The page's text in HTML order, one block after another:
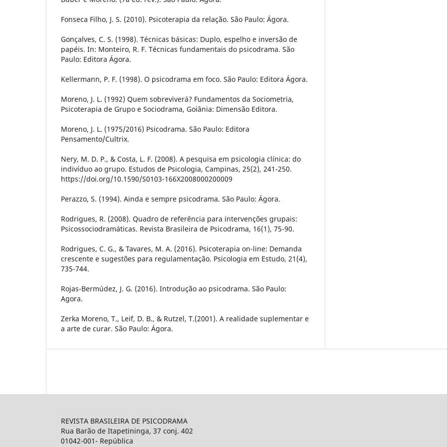
Fonseca Filho, J. S. (2010). Psicoterapia da relação. São Paulo: Ágora.
Gonçalves, C. S. (1998). Técnicas básicas: Duplo, espelho e inversão de
papéis. In: Monteiro, R. F. Técnicas fundamentais do psicodrama. São
Paulo: Editora Ágora.
Kellermann, P. F. (1998). O psicodrama em foco. São Paulo: Editora Ágora.
Moreno, J. L. (1992) Quem sobreviverá? Fundamentos da Sociometria,
Psicoterapia de Grupo e Sociodrama, Goiânia: Dimensão Editora.
Moreno, J. L. (1975/2016) Psicodrama. São Paulo: Editora
Pensamento/Cultrix.
Nery, M. D. P., & Costa, L. F. (2008). A pesquisa em psicologia clínica: do
indivíduo ao grupo. Estudos de Psicologia, Campinas, 25(2), 241-250.
https://doi.org/10.1590/S0103-166X2008000200009
Perazzo, S. (1994). Ainda e sempre psicodrama. São Paulo: Ágora.
Rodrigues, R. (2008). Quadro de referência para intervenções grupais:
Psicossociodramáticas. Revista Brasileira de Psicodrama, 16(1), 75-90.
Rodrigues, C. G., & Tavares, M. A. (2016). Psicoterapia on-line: Demanda
crescente e sugestões para regulamentação. Psicologia em Estudo, 21(4),
735-744.
Rojas-Bermúdez, J. G. (2016). Introdução ao psicodrama. São Paulo:
Agora.
Zerka Moreno, T., Leif, D. B., & Rutzel, T.(2001). A realidade suplementar e
a arte de curar. São Paulo: Ágora.
REVISTA BRASILEIRA DE PSICODRAMA
Rua Barão de Itapetininga, 37 conj. 402
01042-001- República